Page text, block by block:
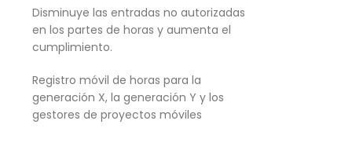
Disminuye las entradas no autorizadas
en los partes de horas y aumenta el
cumplimiento.
Registro móvil de horas para la
generación X, la generación Y y los
gestores de proyectos móviles